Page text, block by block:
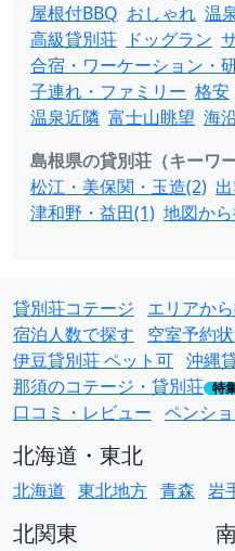
屋根付BBQ おしゃれ 温
高級貸別荘 ドッグラン
合宿・ワーケーション・
子連れ・ファミリー 格安
温泉近隣 富士山眺望 海
島根県の貸別荘（キーワ
松江・美保関・玉造(2)
津和野・益田(1) 地図か
貸別荘コテージ エリアか
宿泊人数で探す
空室予約
伊豆貸別荘 ペット可 沖縄
那須のコテージ・貸別荘 特
口コミ・レビュー ペンシ
北海道・東北
北海道 東北地方 青森 岩
北関東